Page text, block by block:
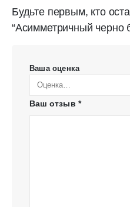
Будьте первым, кто
“Асимметричный черно
Ваша оценка
Ваш отзыв *